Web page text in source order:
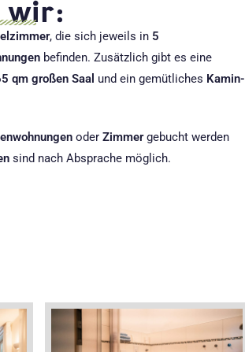
wir:
, die sich jeweils in 5
befinden. Zusätzlich gibt es eine
qm großen Saal und ein gemütliches Kamin-
oderZimmergebucht werden
sind nach Absprache möglich.